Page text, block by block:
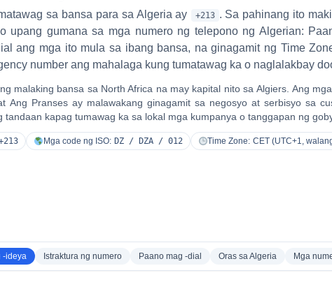
sa bansa para sa Algeria ay +213 . Sa pahinang ito
upang gumana sa mga numero ng telepono ng Algerian:
ang mga ito mula sa ibang bansa, na ginagamit ng Time
number ang mahalaga kung tumatawag ka o naglalakbay
malaking bansa sa North Africa na may kapital nito saAlgiers . Ang
Ang Pranses ay malawakang ginagamitsa negosyo at serbisyo sa
tandaan kapag tumawag ka sa lokal mga kumpanya o tanggapan ng
Mga code ng ISO: DZ / DZA / 012 Time Zone: CET (UTC+1,
-ideya Istraktura ng numero Paano mag -dial Oras sa Algeria Mga